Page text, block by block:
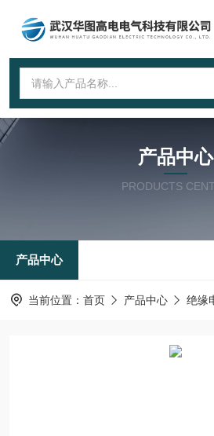
产品中心
PRODUCTS
产品中心
当前位置： 首页 产品中心 绝缘